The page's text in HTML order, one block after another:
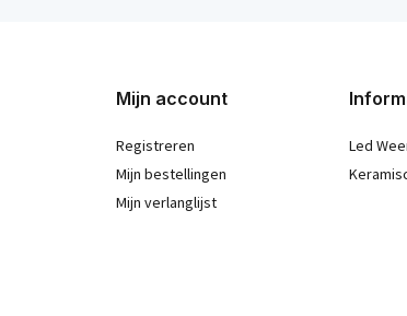
Mijn account
Registreren
Mijn bestellingen
Mijn verlanglijst
Led